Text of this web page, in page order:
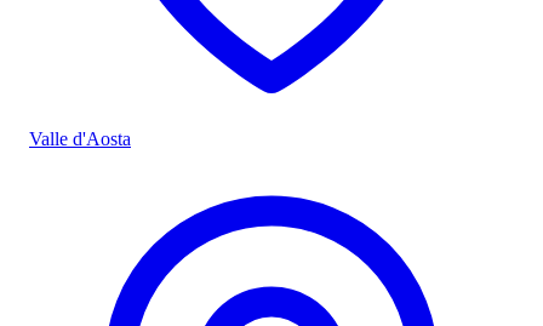
Valle d'Aosta